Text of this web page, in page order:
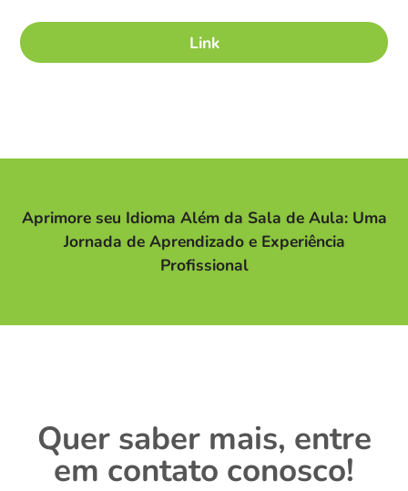
Link
Aprimore seu Idioma Além da Sala de Aula: Uma
Jornada de Aprendizado e Experiência
Profissional
Quer saber mais, entre
em contato conosco!